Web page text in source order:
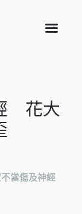
花大
當傷及神經